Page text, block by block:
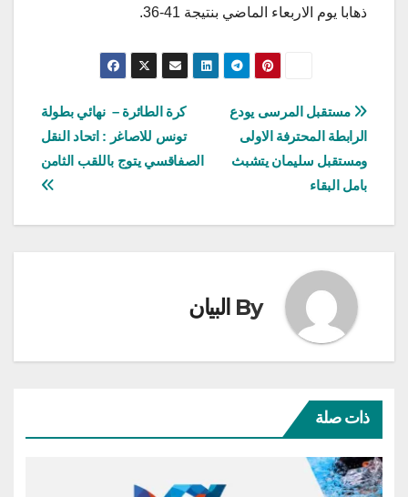
ذهابا يوم الاربعاء الماضي بنتيجة 41-36.
تصفّح
المقالات
كرة الطائرة – نهائي بطولة
تونس للاصاغر : اتحاد النقل
الصفاقسي يتوج باللقب الثامن
مستقبل المرسى يودع
الرابطة المحترفة الاولى
ومستقبل سليمان يتشبث
بامل البقاء
By البيان
ذات صلة